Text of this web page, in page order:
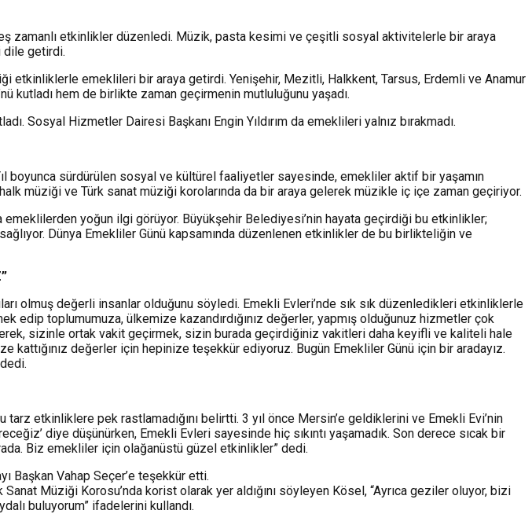
zamanlı etkinlikler düzenledi. Müzik, pasta kesimi ve çeşitli sosyal aktivitelerle bir araya
dile getirdi.
etkinliklerle emeklileri bir araya getirdi. Yenişehir, Mezitli, Halkkent, Tarsus, Erdemli ve Anamur
kutladı hem de birlikte zaman geçirmenin mutluluğunu yaşadı.
Sosyal Hizmetler Dairesi Başkanı Engin Yıldırım da emeklileri yalnız bırakmadı.
boyunca sürdürülen sosyal ve kültürel faaliyetler sayesinde, emekliler aktif bir yaşamın
müziği ve Türk sanat müziği korolarında da bir araya gelerek müzikle iç içe zaman geçiriyor.
yoğun ilgi görüyor. Büyükşehir Belediyesi’nin hayata geçirdiği bu etkinlikler;
Dünya Emekliler Günü kapsamında düzenlenen etkinlikler de bu birlikteliğin ve
olmuş değerli insanlar olduğunu söyledi. Emekli Evleri’nde sık sık düzenledikleri etkinliklerle
edip toplumumuza, ülkemize kazandırdığınız değerler, yapmış olduğunuz hizmetler çok
sizinle ortak vakit geçirmek, sizin burada geçirdiğiniz vakitleri daha keyifli ve kaliteli hale
değerler için hepinize teşekkür ediyoruz. Bugün Emekliler Günü için bir aradayız.
tarz etkinliklere pek rastlamadığını belirtti. 3 yıl önce Mersin’e geldiklerini ve Emekli Evi’nin
diye düşünürken, Emekli Evleri sayesinde hiç sıkıntı yaşamadık. Son derece sıcak bir
Biz emekliler için olağanüstü güzel etkinlikler” dedi.
Başkan Vahap Seçer’e teşekkür etti.
Müziği Korosu’nda korist olarak yer aldığını söyleyen Kösel, “Ayrıca geziler oluyor, bizi
buluyorum” ifadelerini kullandı.